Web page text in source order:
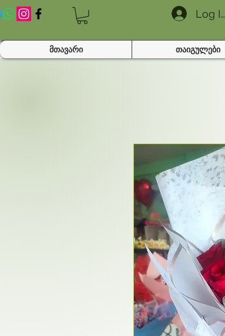
Log In
მთავარი თაიგულები